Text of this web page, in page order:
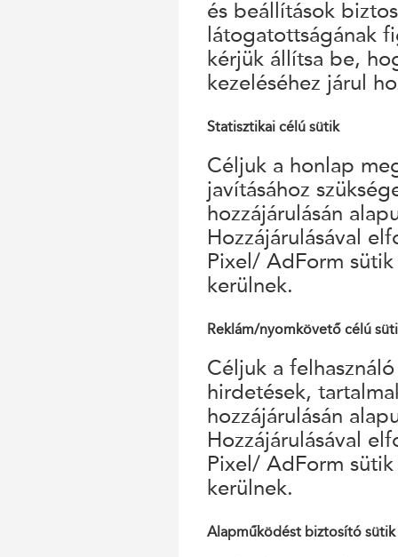
és beállítások
látogatottságának
kérjük állítsa be,
kezeléséhez járul
Statisztikai célú sütik
Céljuk a honlap
javításához
hozzájárulásán
Hozzájárulásával
Pixel/ AdForm
kerülnek.
Reklám/nyomkövető célú
Céljuk a
hirdetések,
hozzájárulásán
Hozzájárulásával
Pixel/ AdForm
kerülnek.
Alapműködést biztosító sütik